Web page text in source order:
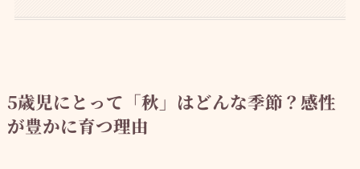
5歳児にとって「秋」はどんな季節？感性
が豊かに育つ理由